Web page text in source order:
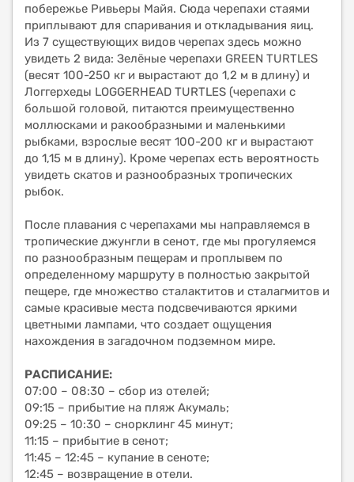
побережье Ривьеры Майя. Сюда черепахи стаями
приплывают для спаривания и откладывания яиц.
Из 7 существующих видов черепах здесь можно
увидеть 2 вида: Зелёные черепахи GREEN TURTLES
(весят 100-250 кг и вырастают до 1,2 м в длину) и
Логгерхеды LOGGERHEAD TURTLES (черепахи с
большой головой, питаются преимущественно
моллюсками и ракообразными и маленькими
рыбками, взрослые весят 100-200 кг и вырастают
до 1,15 м в длину). Кроме черепах есть вероятность
увидеть скатов и разнообразных тропических
рыбок.
После плавания с черепахами мы направляемся в
тропические джунгли в сенот, где мы прогуляемся
по разнообразным пещерам и проплывем по
определенному маршруту в полностью закрытой
пещере, где множество сталактитов и сталагмитов и
самые красивые места подсвечиваются яркими
цветными лампами, что создает ощущения
нахождения в загадочном подземном мире.
РАСПИСАНИЕ:
07:00 – 08:30 – сбор из отелей;
09:15 – прибытие на пляж Акумаль;
09:25 – 10:30 – снорклинг 45 минут;
11:15 – прибытие в сенот;
11:45 – 12:45 – купание в сеноте;
12:45 – возвращение в отели.